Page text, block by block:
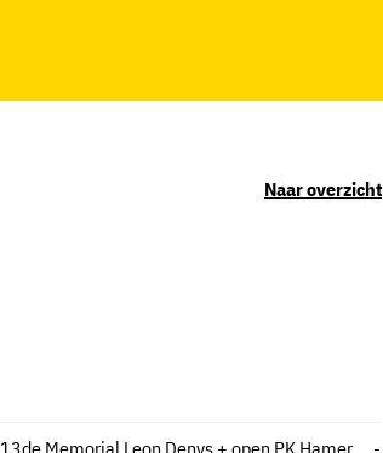
Naar overzicht
13de Memorial Leon Denys + open PK Hamer -